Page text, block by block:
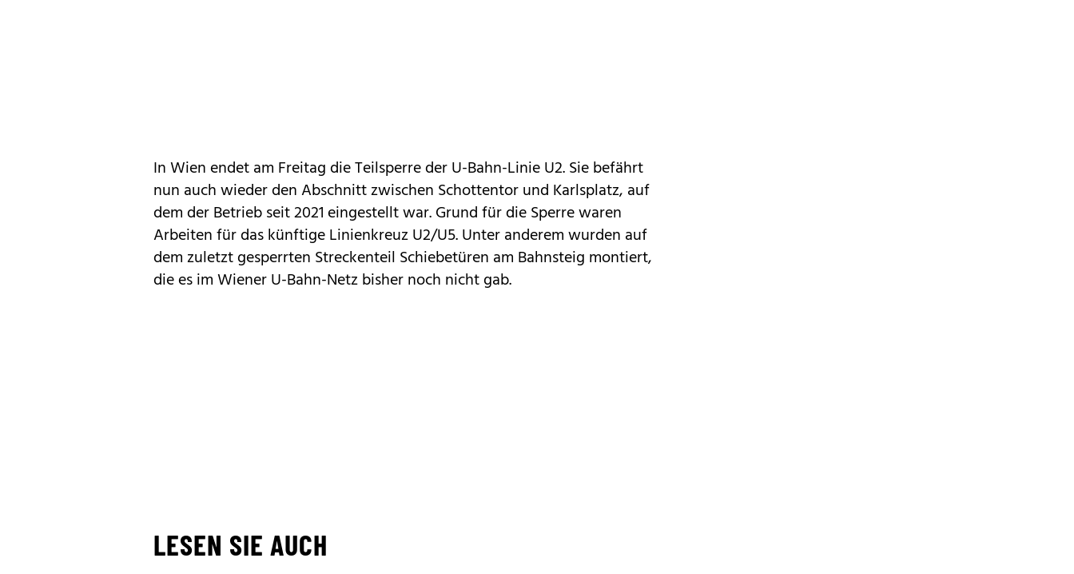
In Wien endet am Freitag die Teilsperre der U-Bahn-Linie U2. Sie befährt
nun auch wieder den Abschnitt zwischen Schottentor und Karlsplatz, auf
dem der Betrieb seit 2021 eingestellt war. Grund für die Sperre waren
Arbeiten für das künftige Linienkreuz U2/U5. Unter anderem wurden auf
dem zuletzt gesperrten Streckenteil Schiebetüren am Bahnsteig montiert,
die es im Wiener U-Bahn-Netz bisher noch nicht gab.
LESEN SIE AUCH